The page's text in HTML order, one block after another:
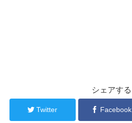
シェアする
Twitter Facebook